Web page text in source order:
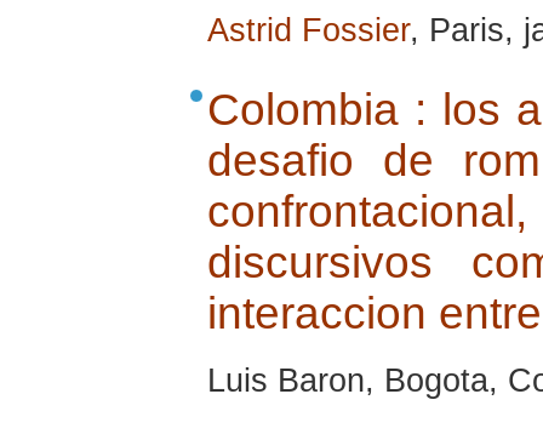
Astrid Fossier, Paris,
Colombia : los
desafio de
discursivos
interaccion
Luis Baron, Bogota,